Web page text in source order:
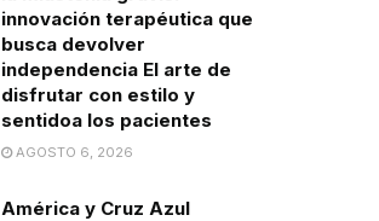
innovación terapéutica que
busca devolver
independencia El arte de
disfrutar con estilo y
sentidoa los pacientes
AGOSTO 6, 2026
América y Cruz Azul